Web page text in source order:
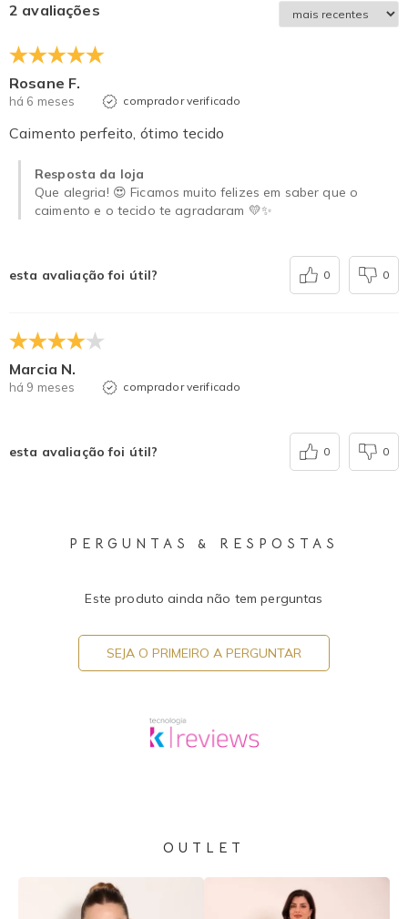
2 avaliações
Rosane F.
há 6 meses comprador verificado
Caimento perfeito, ótimo tecido
Resposta da loja
Que alegria! 😍 Ficamos muito felizes em saber que o
caimento e o tecido te agradaram 💛✨
esta avaliação foi útil? 0 0
Marcia N.
há 9 meses comprador verificado
esta avaliação foi útil? 0 0
PERGUNTAS & RESPOSTAS
Este produto ainda não tem perguntas
SEJA O PRIMEIRO A PERGUNTAR
OUTLET